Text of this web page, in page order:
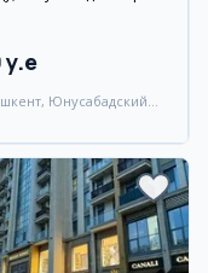
y.e
Юнусабадский